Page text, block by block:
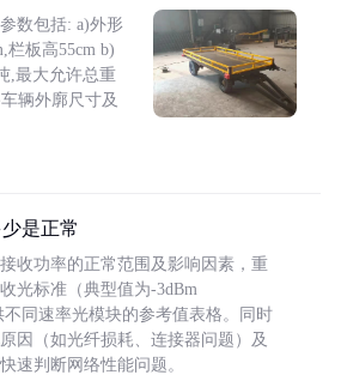
数包括: a)外形
栏板高55cm b)
,最大允许总重
辆外廓尺寸及
是正常
收功率的正常范围及影响因素，重
光标准（典型值为-3dBm
不同速率光模块的参考值表格。同时
因（如光纤损耗、连接器问题）及
速判断网络性能问题。